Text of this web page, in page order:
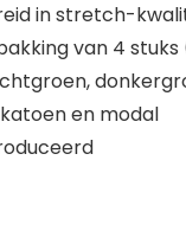
in stretch-
van 4
en modal